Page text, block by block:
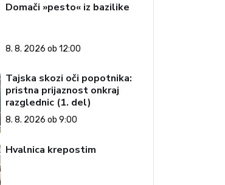
Domači »pesto« iz bazilike
8. 8. 2026 ob 12:00
Tajska skozi oči popotnika:
pristna prijaznost onkraj
razglednic (1. del)
8. 8. 2026 ob 9:00
Hvalnica krepostim